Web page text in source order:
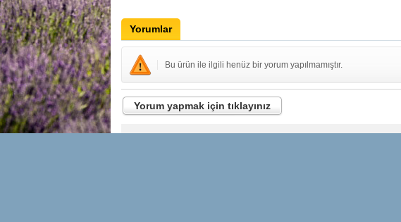
Yorumlar
Bu ürün ile ilgili henüz bir yorum yapılmamıştır.
Yorum yapmak için tıklayınız